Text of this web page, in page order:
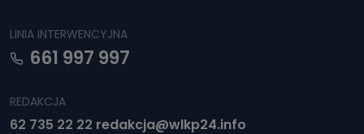
LINIA INTERWENCYJNA
661 997 997
REDAKCJA
62 735 22 22 redakcja@wlkp24.info